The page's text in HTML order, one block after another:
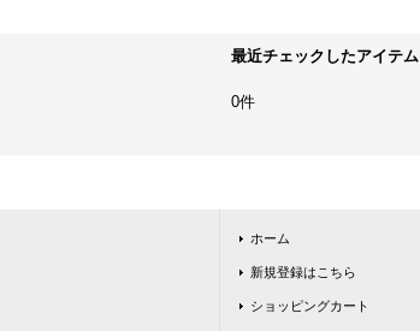
最近チェックしたアイテム
0件
ホーム
新規登録はこちら
ショッピングカート